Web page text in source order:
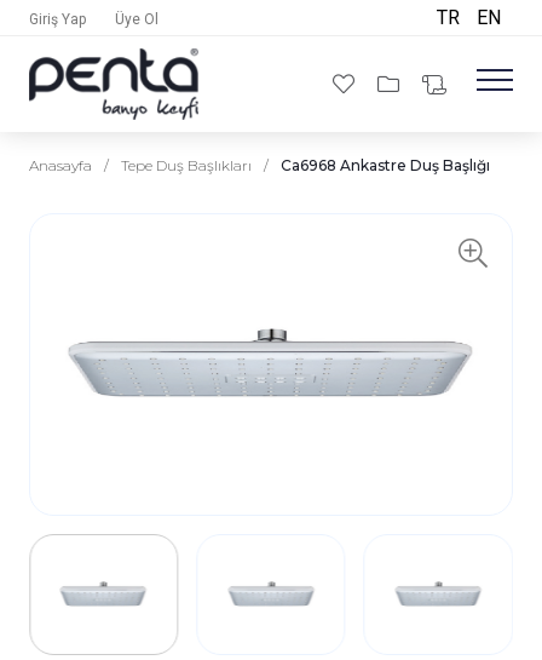
Giriş Yap Üye Ol TR EN
Anasayfa / Tepe Duş Başlıkları / Ca6968 Ankastre Duş Başlığı